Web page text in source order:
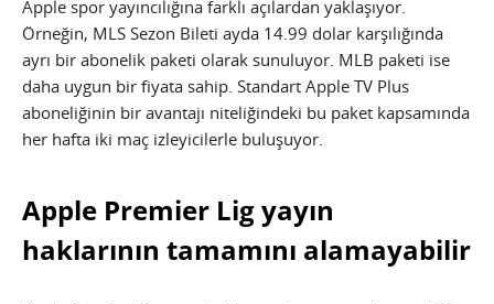
Apple spor yayıncılığına farklı açılardan yaklaşıyor.
Örneğin, MLS Sezon Bileti ayda 14.99 dolar karşılığında
ayrı bir abonelik paketi olarak sunuluyor. MLB paketi ise
daha uygun bir fiyata sahip. Standart Apple TV Plus
aboneliğinin bir avantajı niteliğindeki bu paket kapsamında
her hafta iki maç izleyicilerle buluşuyor.
Apple Premier Lig yayın
haklarının tamamını alamayabilir